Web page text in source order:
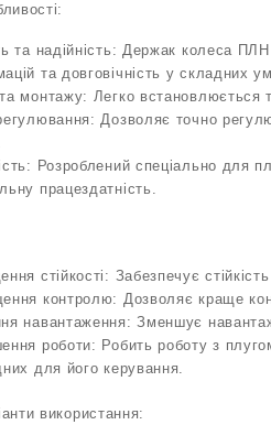
та надійність: Держак колеса
та довговічність у складних
монтажу: Легко встановлюється
Дозволяє точно
Розроблений спеціально для
працездатність.
стійкості: Забезпечує
контролю: Дозволяє краще
навантаження: Зменшує
роботи: Робить роботу з
для його керування.
використання: